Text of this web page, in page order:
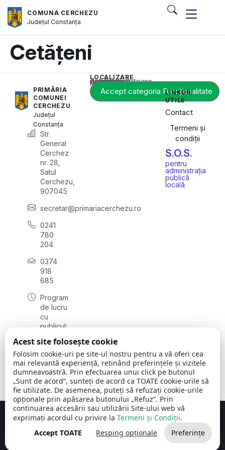
COMUNA CERCHEZU
JudețulConstanța
Cetățeni
PRIMĂRIA
COMUNEI
CERCHEZU
Județul
Constanța
Str.
General
Cerchez
nr. 28,
Satul
Cerchezu,
907045
secretar@primariacerchezu.ro
0241
780
204
0374
918
685
Program
de lucru
cu
publicul:
08:00 -
16:30
, vineri:
08:00 -
14:00
LOCALIZARE
Acest conținut este blocat până când acceptați categoria corespunzătoare de cookie-uri.
Accept categoria Funcționalitate
LINKURI
UTILE
Contact
Termeni și
condiții
S.O.S.
pentru
administrația
publică
locală
Comuna Cerchezu © 2026Toate drepturile rezervate
Concept realizat de Big Media Relații Publice SRL
Acest site folosește cookie
Folosim cookie-uri pe site-ul nostru pentru a vă oferi cea
mai relevantă experiență, reținând preferințele și vizitele
dumneavoastră. Prin efectuarea unui click pe butonul
„Sunt de acord”, sunteți de acord ca TOATE cookie-urile să
fie utilizate. De asemenea, puteți să refuzați cookie-urile
opționale prin apăsarea butonului „Refuz”. Prin
continuarea accesării sau utilizării Site-ului web vă
exprimați acordul cu privire la Termeni și Condiții.
Accept TOATE
Resping opționale Preferințe